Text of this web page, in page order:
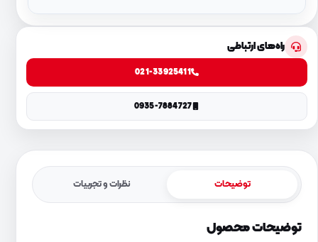
راه‌های ارتباطی
021-33925411
0935-7884727
توضیحات نظرات و تجربیات
توضیحات محصول